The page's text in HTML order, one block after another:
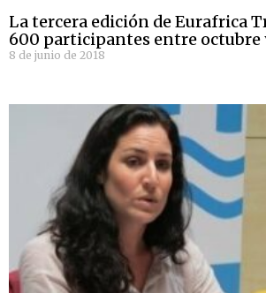
La tercera edición de Eurafrica
600 participantes entre octubre
8 de junio de 2018